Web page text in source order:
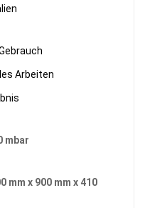
Arbeiten
mbar
mm x 900 mm x 410